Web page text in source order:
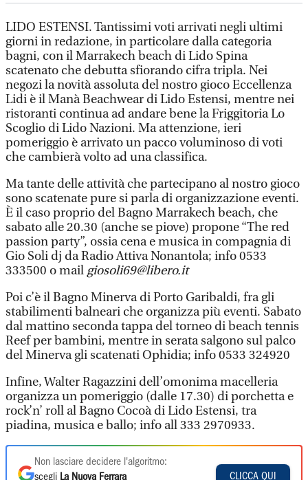
LIDO ESTENSI. Tantissimi voti arrivati negli ultimi
giorni in redazione, in particolare dalla categoria
bagni, con il Marrakech beach di Lido Spina
scatenato che debutta sfiorando cifra tripla. Nei
negozi la novità assoluta del nostro gioco Eccellenza
Lidi è il Manà Beachwear di Lido Estensi, mentre nei
ristoranti continua ad andare bene la Friggitoria Lo
Scoglio di Lido Nazioni. Ma attenzione, ieri
pomeriggio è arrivato un pacco voluminoso di voti
che cambierà volto ad una classifica.
Ma tante delle attività che partecipano al nostro gioco
sono scatenate pure si parla di organizzazione eventi.
È il caso proprio del Bagno Marrakech beach, che
sabato alle 20.30 (anche se piove) propone “The red
passion party”, ossia cena e musica in compagnia di
Gio Soli dj da Radio Attiva Nonantola; info 0533
333500 o mail giosoli69@libero.it
Poi c’è il Bagno Minerva di Porto Garibaldi, fra gli
stabilimenti balneari che organizza più eventi. Sabato
dal mattino seconda tappa del torneo di beach tennis
Reef per bambini, mentre in serata salgono sul palco
del Minerva gli scatenati Ophidia; info 0533 324920
Infine, Walter Ragazzini dell’omonima macelleria
organizza un pomeriggio (dalle 17.30) di porchetta e
rock’n’ roll al Bagno Cocoà di Lido Estensi, tra
piadina, musica e ballo; info all 333 2970933.
Non lasciare decidere l'algoritmo:
scegli La Nuova Ferrara
CLICCA QUI